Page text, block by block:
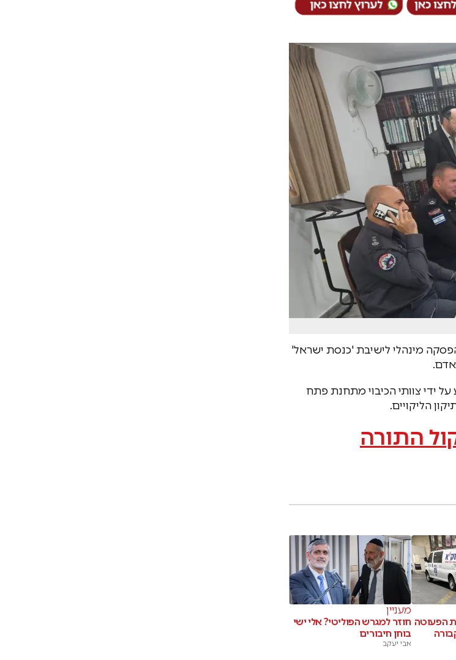
מינהלי לישיבת 'כנסת ישראל'
אדם.
ידי צוותי הכיבוי מתחנת פתח
הליקויים.
התורה
הפעוטה
מעניין
חוזר למגרש הפוליטי? אלי ישי
בוחן חיבורים
אבי יעקב